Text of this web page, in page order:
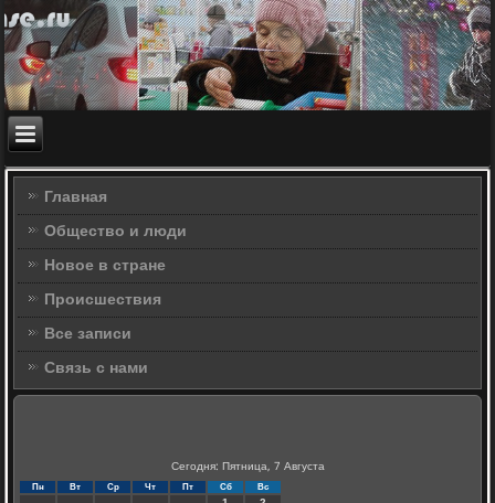
Главная
Общество и люди
Новое в стране
Происшествия
Все записи
Связь с нами
Сегодня: Пятница, 7 Августа
Пн Вт Ср Чт Пт Сб Вс